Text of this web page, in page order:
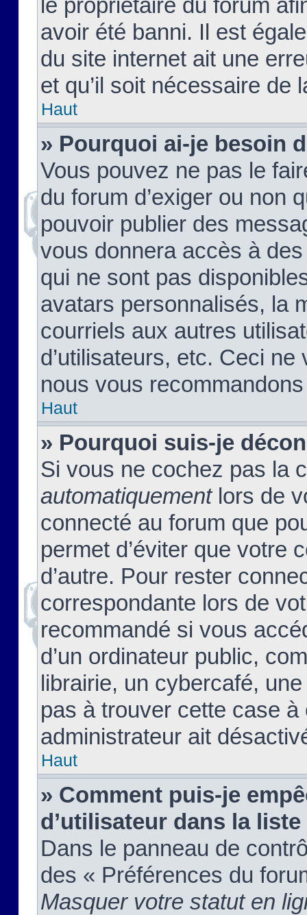
le propriétaire du forum
avoir été banni. Il est
du site internet ait une
et qu’il soit nécessaire de
Haut
» Pourquoi ai-je besoin
Vous pouvez ne pas le
du forum d’exiger ou non
pouvoir publier des
vous donnera accès à
qui ne sont pas
avatars personnalisés, la
courriels aux autres
d’utilisateurs, etc. Ceci
nous vous
Haut
» Pourquoi suis-je
Si vous ne cochez pas la
automatiquementlors de
connecté au forum que
permet d’éviter que votre
d’autre. Pour rester
correspondante lors de
recommandé si vous
d’un ordinateur public,
librairie, un cybercafé,
pas à trouver cette case à
administrateur ait
Haut
» Comment puis-je
d’utilisateur dans la
Dans le panneau de
des « Préférences du
Masquer votre statut en